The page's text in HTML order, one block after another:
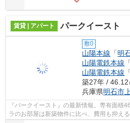
賃貸 | アパート パークイースト
敷0
山陽本線 「明
山陽電鉄本線 「
山陽電鉄本線 「
築27年 / 46.12
兵庫県明石市
『パークイースト』の最新情報。専有面積
ラのお部屋は新築物件に比べ、費用も抑え